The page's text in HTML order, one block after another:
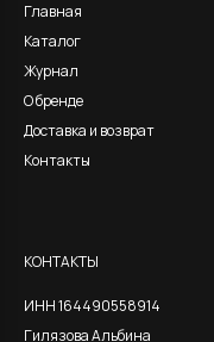
Главная
Каталог
Журнал
О бренде
Доставка и возврат
Контакты
КОНТАКТЫ
ИНН 164490558914
Гилязова Альбина